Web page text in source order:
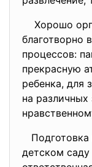
Хорошо
благотворно
процессов:
прекрасную
ребенка, для
на различных
Подготовка
детском